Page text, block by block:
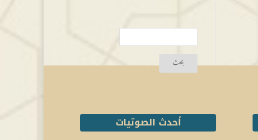
أحدث الصوتيات